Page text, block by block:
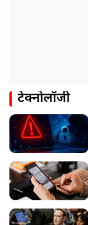
टेक्नोलॉजी